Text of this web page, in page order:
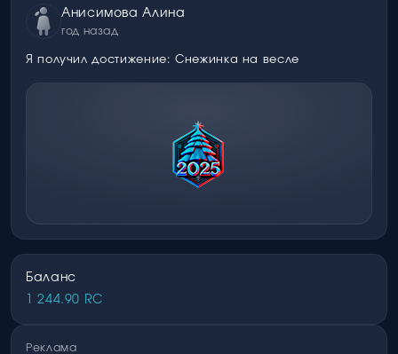
Анисимова Алина
год назад
Я получил достижение: Снежинка на весле
Баланс
1 244.90 RC
Реклама